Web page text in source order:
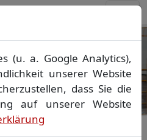
in
Vorpommern
Ihr Grundstück
▪Bauvermessung ▪
Auskünfte und
(u. a. Google Analytics),
unserer Website
dass Sie die
auf unserer Website